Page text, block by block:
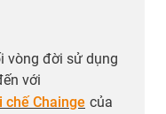
vòng đời sử dụng
với
chế Chainge của